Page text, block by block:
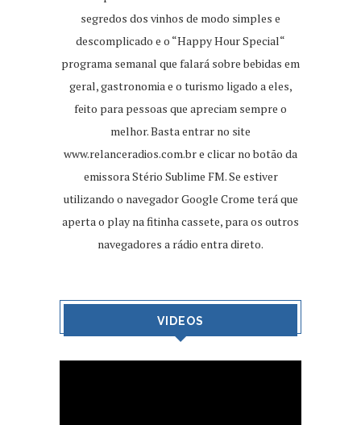
segredos dos vinhos de modo simples e
descomplicado e o “Happy Hour Special“
programa semanal que falará sobre bebidas em
geral, gastronomia e o turismo ligado a eles,
feito para pessoas que apreciam sempre o
melhor. Basta entrar no site
www.relanceradios.com.bre clicar no botão da
emissora Stério Sublime FM. Se estiver
utilizando o navegador Google Crome terá que
aperta o play na fitinha cassete, para os outros
navegadores a rádio entra direto.
VIDEOS